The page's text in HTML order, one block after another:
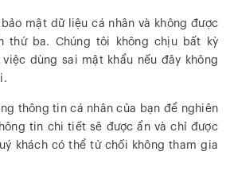
mật dữ liệu cá nhân và không được
thứ ba. Chúng tôi không chịu bất kỳ
dùng sai mật khẩu nếu đây không
thông tin cá nhân của bạn để nghiên
tin chi tiết sẽ được ẩn và chỉ được
khách có thể từ chối không tham gia